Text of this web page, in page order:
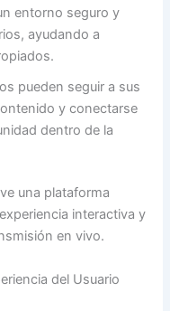
entorno seguro y
ayudando a
pueden seguir a sus
y conectarse
dentro de la
una plataforma
interactiva y
en vivo.
del Usuario